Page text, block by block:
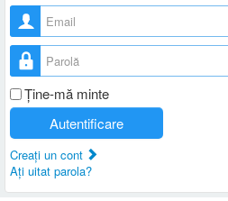
Nume utilizator
Parolă
Ţine-mă minte
Autentificare
Creaţi un cont
Aţi uitat parola?